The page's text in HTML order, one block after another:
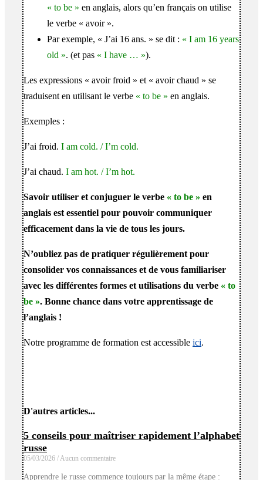
« to be » en anglais, alors qu’en français on utilise
le verbe « avoir ».
Par exemple, « J’ai 16 ans. » se dit : « I am 16 years
old ». (et pas « I have … »).
Les expressions « avoir froid » et « avoir chaud » se
traduisent en utilisant le verbe « to be » en anglais.
Exemples :
J’ai froid. I am cold. / I’m cold.
J’ai chaud. I am hot. / I’m hot.
Savoir utiliser et conjuguer le verbe « to be » en
anglais est essentiel pour pouvoir communiquer
efficacement dans la vie de tous les jours.
N’oubliez pas de pratiquer régulièrement pour
consolider vos connaissances et de vous familiariser
avec les différentes formes et utilisations du verbe « to
be ». Bonne chance dans votre apprentissage de
l’anglais !
Notre programme de formation est accessible ici.
D'autres articles...
5 conseils pour maîtriser rapidement l’alphabet
russe
05/03/2026 Aucun commentaire
Apprendre le russe commence toujours par la même étape :